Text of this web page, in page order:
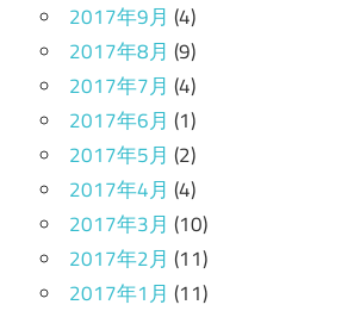
2017年9月 (4)
2017年8月 (9)
2017年7月 (4)
2017年6月 (1)
2017年5月 (2)
2017年4月 (4)
2017年3月 (10)
2017年2月 (11)
2017年1月 (11)